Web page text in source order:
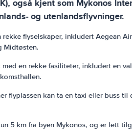
også kjent som Mykonos
og utenlandsflyvninger.
rekke flyselskaper, inkludert Aegean
Midtøsten.
en rekke fasiliteter, inkludert en
flyplassen kan ta en taxi eller buss
5 km fra byen Mykonos, og er lett